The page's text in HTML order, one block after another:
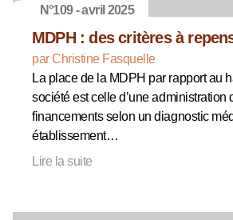
N°109 - avril 2025
MDPH : des critères à
par Christine Fasquelle
La place de la MDPH par rapport au
société est celle d’une administration
financements selon un diagnostic
établissement…
Lire la suite